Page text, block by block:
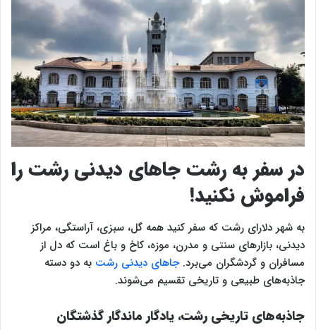
در سفر به رشت جاهای دیدنی رشت را
فراموش نکنید!
به شهر دلارای رشت که سفر کنید همه گل، سبزی، آراستگی، مراکز
دیدنی، بازارهای سنتی و مدرن، موزه، کاخ و باغ است که دل از
مسافران و گردشگران می‌برد.جاهای دیدنی رشت به دو دسته
جاذبه‌های طبیعی و تاریخی تقسیم می‌شوند.
جاذبه‌های تاریخی رشت، یادگار ماندگار گذشتگان